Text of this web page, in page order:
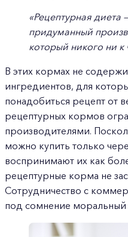
«Рецептурная диета
придуманный
который никого ни к
В этих кормах не
ингредиентов, для
понадобиться рецепт от
рецептурных кормов
производителями.
можно купить только
воспринимают их как
рецептурные корма не
Сотрудничество с
под сомнение моральный